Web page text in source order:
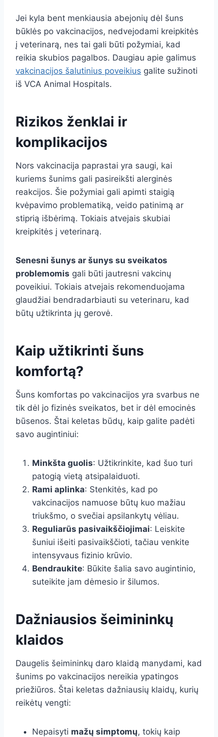
Jei kyla bent menkiausia abejonių dėl šuns
būklės po vakcinacijos, nedvejodami kreipkitės
į veterinarą, nes tai gali būti požymiai, kad
reikia skubios pagalbos. Daugiau apie galimus
vakcinacijos šalutinius poveikius galite sužinoti
iš VCA Animal Hospitals.
Rizikos ženklai ir
komplikacijos
Nors vakcinacija paprastai yra saugi, kai
kuriems šunims gali pasireikšti alerginės
reakcijos. Šie požymiai gali apimti staigią
kvėpavimo problematiką, veido patinimą ar
stiprią išbėrimą. Tokiais atvejais skubiai
kreipkitės į veterinarą.
Senesni šunys ar šunys su sveikatos
problemomis gali būti jautresni vakcinų
poveikiui. Tokiais atvejais rekomenduojama
glaudžiai bendradarbiauti su veterinaru, kad
būtų užtikrinta jų gerovė.
Kaip užtikrinti šuns
komfortą?
Šuns komfortas po vakcinacijos yra svarbus ne
tik dėl jo fizinės sveikatos, bet ir dėl emocinės
būsenos. Štai keletas būdų, kaip galite padėti
savo augintiniui:
Minkšta guolis: Užtikrinkite, kad šuo turi
patogią vietą atsipalaiduoti.
Rami aplinka: Stenkitės, kad po
vakcinacijos namuose būtų kuo mažiau
triukšmo, o svečiai apsilankytų vėliau.
Reguliarūs pasivaikščiojimai: Leiskite
šuniui išeiti pasivaikščioti, tačiau venkite
intensyvaus fizinio krūvio.
Bendraukite: Būkite šalia savo augintinio,
suteikite jam dėmesio ir šilumos.
Dažniausios šeimininkų
klaidos
Daugelis šeimininkų daro klaidą manydami, kad
šunims po vakcinacijos nereikia ypatingos
priežiūros. Štai keletas dažniausių klaidų, kurių
reikėtų vengti:
Nepaisyti mažų simptomų, tokių kaip